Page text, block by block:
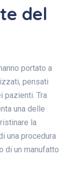
del
portato a
pensati
pazienti. Tra
una delle
la
una procedura
di un manufatto